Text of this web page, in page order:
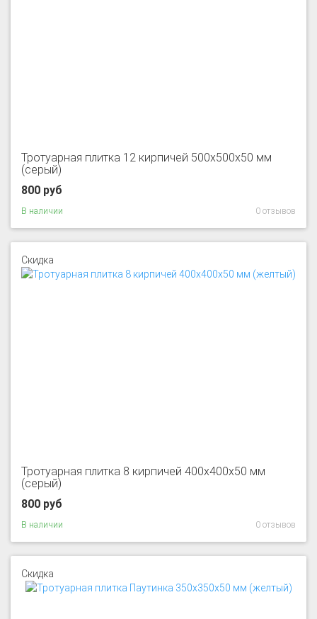
Тротуарная плитка 12 кирпичей 500x500x50 мм
(серый)
800 руб
В наличии 0 отзывов
Скидка
Тротуарная плитка 8 кирпичей 400x400x50 мм
(серый)
800 руб
В наличии 0 отзывов
Скидка